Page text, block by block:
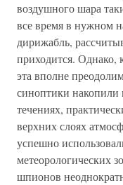
воздушного шара
все время в нужном
дирижабль,
приходится. Однако,
эта вполне
синоптики накопили
течениях,
верхних слоях
успешно
метеорологических
шпионов